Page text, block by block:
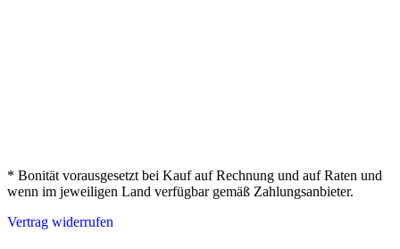
* Bonität vorausgesetzt bei Kauf auf Rechnung und auf Raten und
wenn im jeweiligen Land verfügbar gemäß Zahlungsanbieter.
Vertrag widerrufen